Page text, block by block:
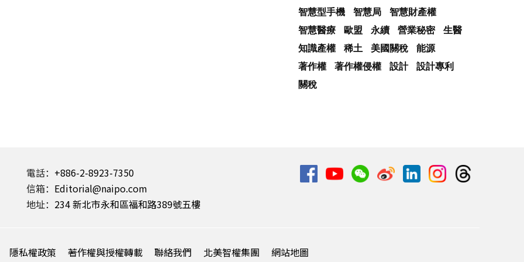
智慧型手機 智慧局
智慧財產權
智慧醫療
歐盟 永續 營業秘密
生醫
知識產權
稀土 美國關稅
能源
著作權
著作權侵權 設計
設計專利
關稅
電話： +886-2-8923-7350
信箱： Editorial@naipo.com
地址： 234 新北市永和區福和路389號五樓
隱私權政策 著作權與授權轉載 聯絡我們 北美智權集團 網站地圖